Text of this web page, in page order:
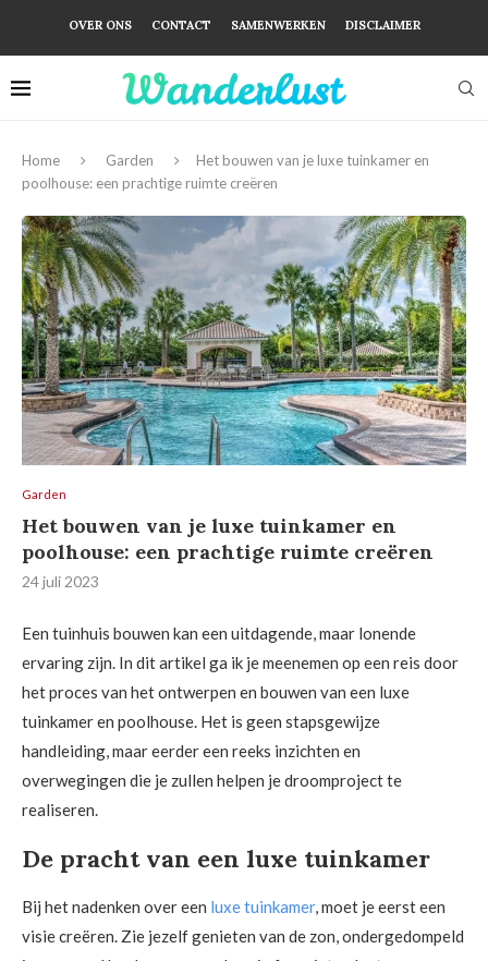
OVER ONS CONTACT SAMENWERKEN DISCLAIMER
Home Garden
Het bouwen van je luxe tuinkamer en
poolhouse: een prachtige ruimte creëren
Garden
Het bouwen van je luxe tuinkamer en
poolhouse: een prachtige ruimte creëren
24 juli 2023
Een tuinhuis bouwen kan een uitdagende, maar lonende
ervaring zijn. In dit artikel ga ik je meenemen op een reis door
het proces van het ontwerpen en bouwen van een luxe
tuinkamer en poolhouse. Het is geen stapsgewijze
handleiding, maar eerder een reeks inzichten en
overwegingen die je zullen helpen je droomproject te
realiseren.
De pracht van een luxe tuinkamer
Bij het nadenken over een luxe tuinkamer, moet je eerst een
visie creëren. Zie jezelf genieten van de zon, ondergedompeld